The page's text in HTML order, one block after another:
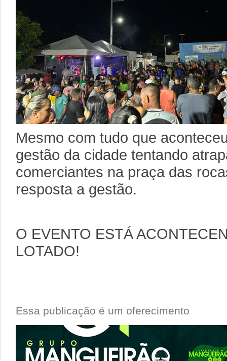
Mesmo com tudo que
gestão da cidade tentando
comerciantes na praça das
resposta a gestão.
O EVENTO ESTÁ
LOTADO!
Essa publicação é um oferecimento